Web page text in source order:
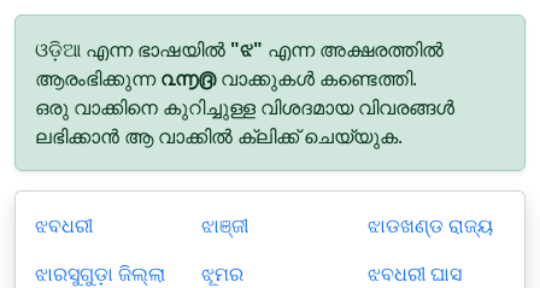
ଓଡ଼ିଆ എന്ന ഭാഷയിൽ "ଝ" എന്ന അക്ഷരത്തിൽ
ആരംഭിക്കുന്ന൨൬൫വാക്കുകൾ കണ്ടെത്തി.
ഒരു വാക്കിനെ കുറിച്ചുള്ള വിശദമായ വിവരങ്ങൾ
ലഭിക്കാൻ ആ വാക്കിൽ ക്ലിക്ക് ചെയ്യുക.
ଝବଧରୀ
ଝାରସୁଗୁଡ଼ା ଜିଲ୍ଲା
ଝାଞ୍ଜୀ
ଝୂମର
ଝାଡଖଣ୍ଡ ରାଜ୍ୟ
ଝବଧରୀ ଘାସ